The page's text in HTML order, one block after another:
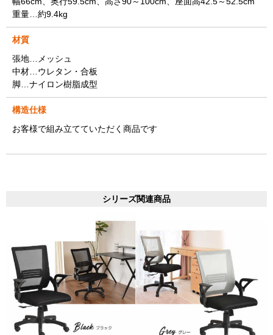
重量…約9.4kg
材質
張地…メッシュ
中材…ウレタン・合板
脚…ナイロン樹脂成型
構造仕様
お客様で組み立てていただく商品です
シリーズ関連商品